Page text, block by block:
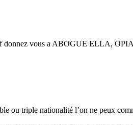
donnez vous a ABOGUE ELLA,
ou triple nationalité l’on ne peux